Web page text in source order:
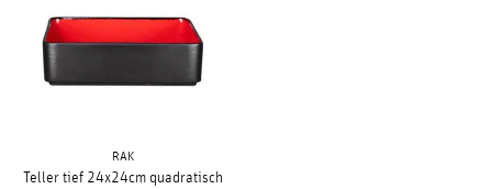
RAK
Teller tief 24x24cm quadratisch